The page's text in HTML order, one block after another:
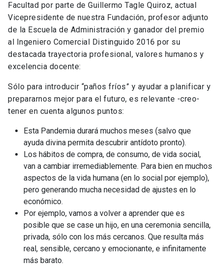
Facultad por parte de Guillermo Tagle Quiroz, actual
Vicepresidente de nuestra Fundación, profesor adjunto
de la Escuela de Administración y ganador del premio
al Ingeniero Comercial Distinguido 2016 por su
destacada trayectoria profesional, valores humanos y
excelencia docente:
Sólo para introducir “paños fríos” y ayudar a planificar y
prepararnos mejor para el futuro, es relevante -creo-
tener en cuenta algunos puntos:
Esta Pandemia durará muchos meses (salvo que
ayuda divina permita descubrir antídoto pronto).
Los hábitos de compra, de consumo, de vida social,
van a cambiar irremediablemente. Para bien en muchos
aspectos de la vida humana (en lo social por ejemplo),
pero generando mucha necesidad de ajustes en lo
económico.
Por ejemplo, vamos a volver a aprender que es
posible que se case un hijo, en una ceremonia sencilla,
privada, sólo con los más cercanos. Que resulta más
real, sensible, cercano y emocionante, e infinitamente
más barato.